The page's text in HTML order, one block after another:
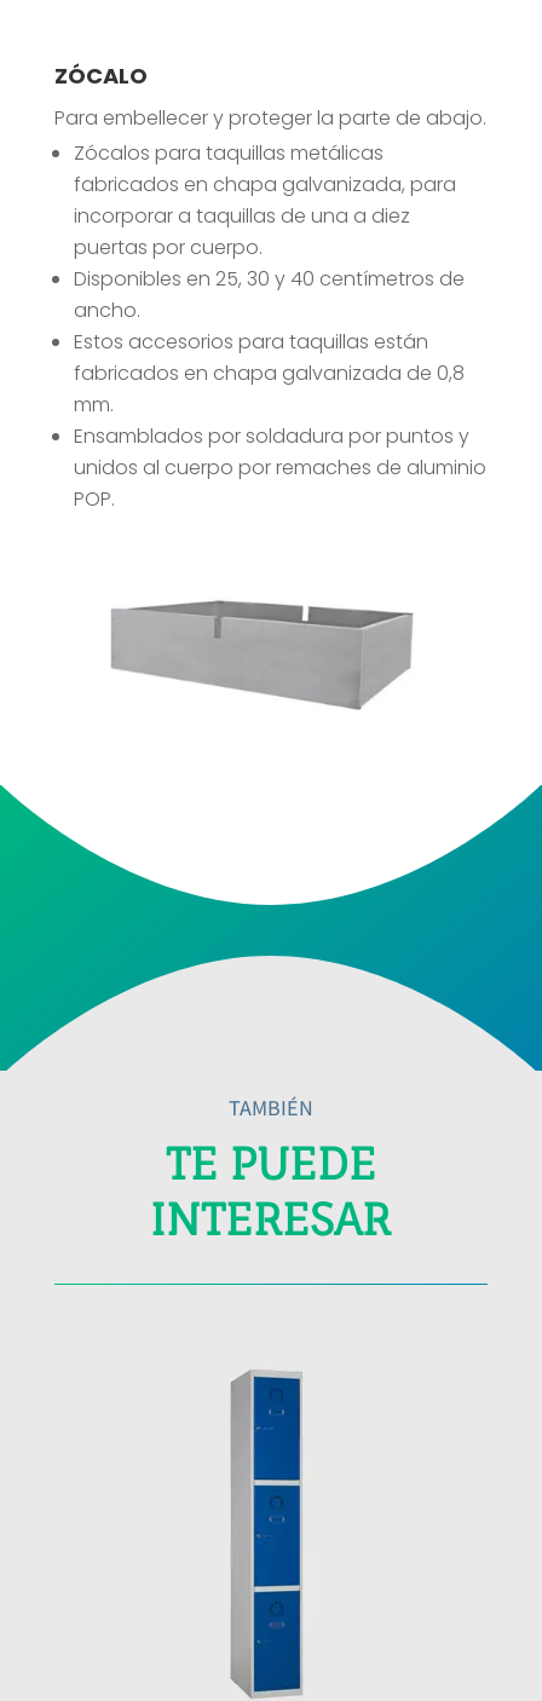
ZÓCALO
Para embellecer y proteger la parte de abajo.
Zócalos para taquillas metálicas
fabricados en chapa galvanizada, para
incorporar a taquillas de una a diez
puertas por cuerpo.
Disponibles en 25, 30 y 40 centímetros de
ancho.
Estos accesorios para taquillas están
fabricados en chapa galvanizada de 0,8
mm.
Ensamblados por soldadura por puntos y
unidos al cuerpo por remaches de aluminio
POP.
TAMBIÉN
TE PUEDE
INTERESAR